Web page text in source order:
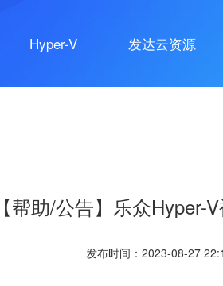
Hyper-V 发达云资源
、帮助文档、将会更新到此页面
【帮助/公告】乐众Hyper-
发布时间：2023-08-27